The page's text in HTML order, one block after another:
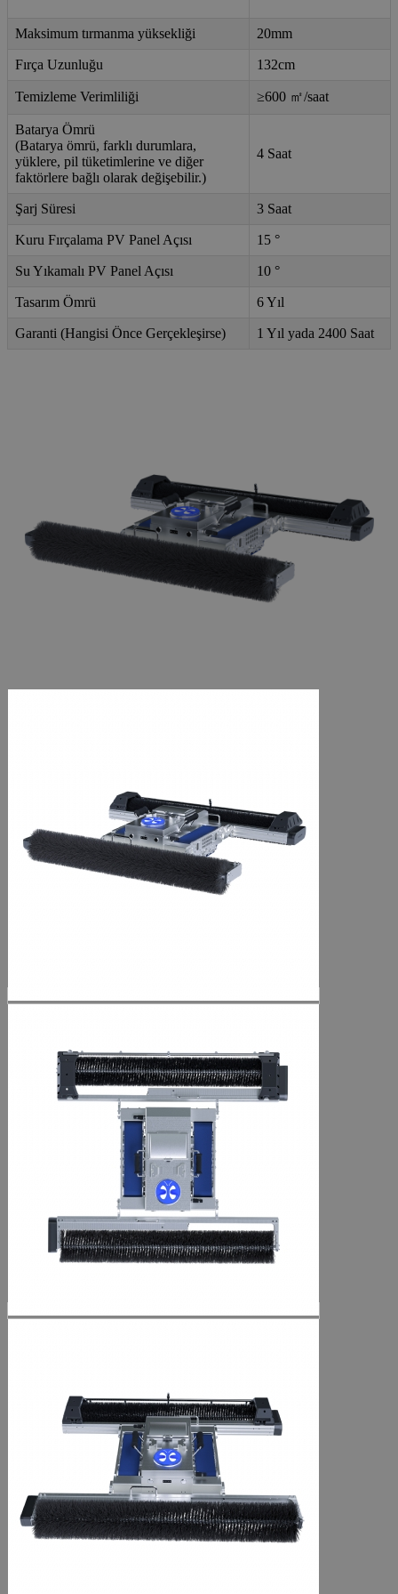
Maksimum tırmanma yüksekliği 20mm
Fırça Uzunluğu 132cm
Temizleme Verimliliği ≥600 ㎡/saat
Batarya Ömrü
(Batarya ömrü, farklı durumlara,
yüklere, pil tüketimlerine ve diğer
faktörlere bağlı olarak değişebilir.)
4 Saat
Şarj Süresi 3 Saat
Kuru Fırçalama PV Panel Açısı 15 °
Su Yıkamalı PV Panel Açısı 10 °
Tasarım Ömrü 6 Yıl
Garanti (Hangisi Önce Gerçekleşirse) 1 Yıl yada 2400 Saat